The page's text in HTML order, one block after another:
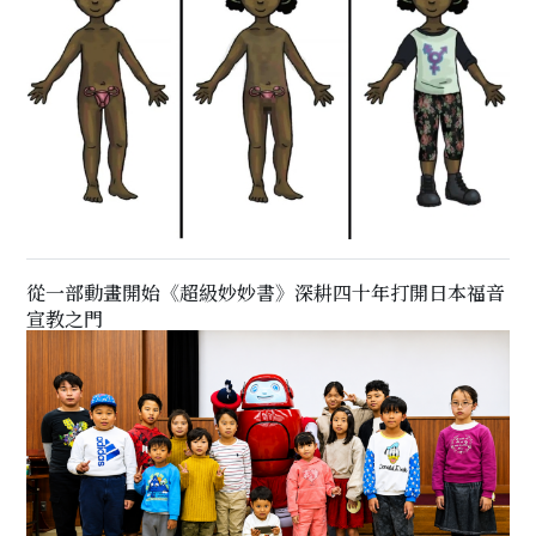
從一部動畫開始《超級妙妙書》深耕四十年打開日本福音
宣教之門